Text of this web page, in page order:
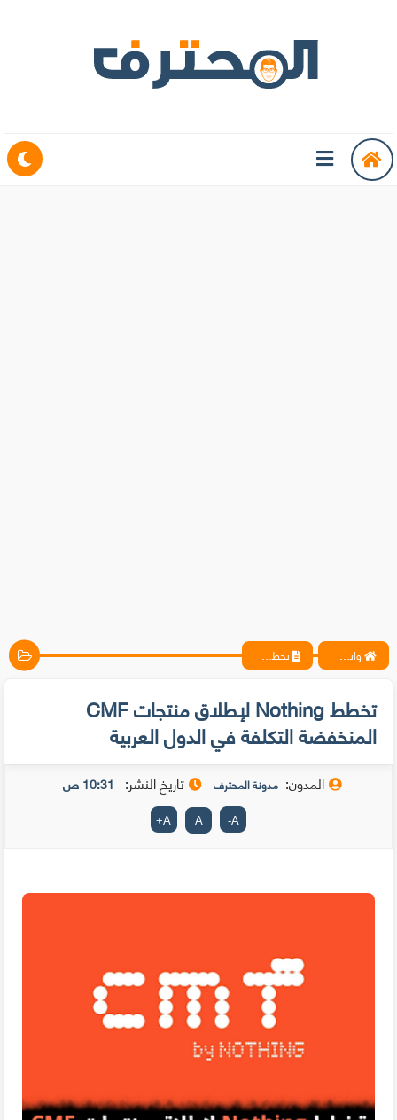
واتس آب ، فيسبوك ، أنترنت ، شروحات تقنية حصرية - المحترف تخطط Nothing لإطلاق منتجات CMF المنخفضة التكلفة في الدول العربية
تخطط Nothing لإطلاق منتجات CMF
المنخفضة التكلفة في الدول العربية
المدون: مدونة المحترف تاريخ النشر: 10:31 ص
A
-
A
A
+